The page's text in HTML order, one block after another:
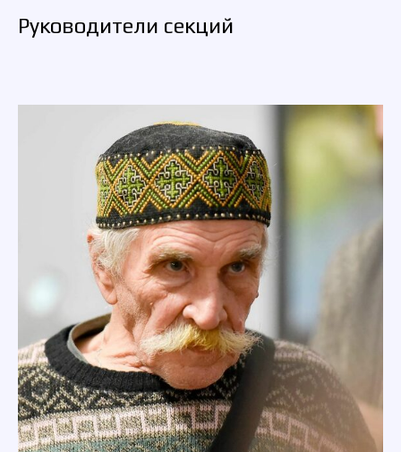
Руководители секций